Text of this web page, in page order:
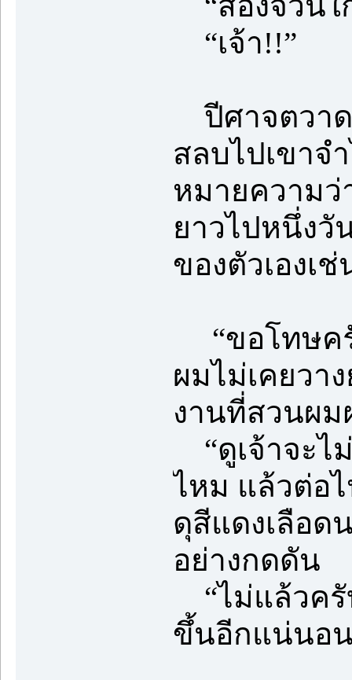
“เจ้า!!”
ปีศาจตวาด
สลบไปเขาจ
หมายความ
ยาวไปหนึ่งวั
ของตัวเองเ
“ขอโทษค
ผมไม่เคยวา
งานที่สวนผม
“ดูเจ้าจะไ
ไหม แล้วต่อไ
ดุสีแดงเลือด
อย่างกดดัน
“ไม่แล้วครั
ขึ้นอีกแน่นอ